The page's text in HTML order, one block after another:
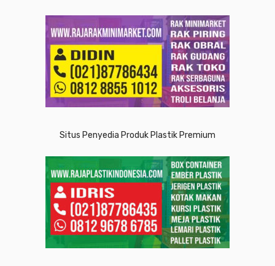
Situs Penyedia Produk Plastik Premium